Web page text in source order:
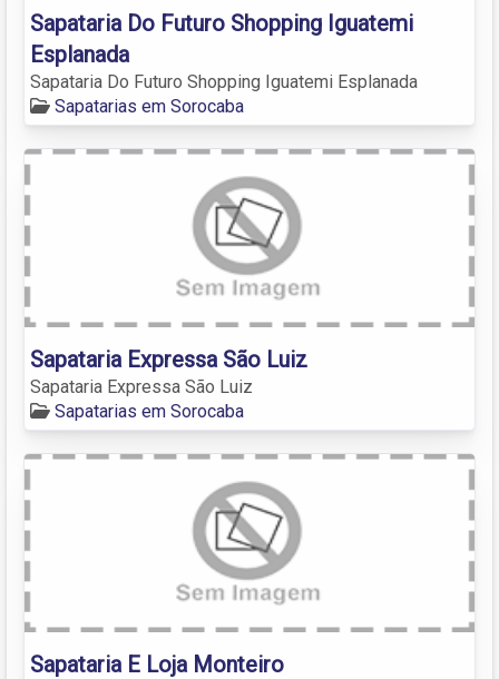
Sapataria Do Futuro Shopping Iguatemi
Esplanada
Sapataria Do Futuro Shopping Iguatemi Esplanada
Sapatarias em Sorocaba
Sapataria Expressa São Luiz
Sapataria Expressa São Luiz
Sapatarias em Sorocaba
Sapataria E Loja Monteiro